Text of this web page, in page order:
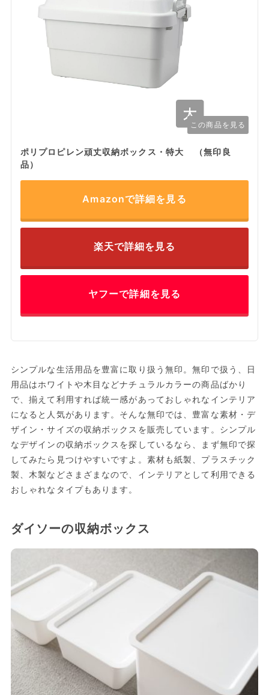
この商品を見る
ポリプロピレン頑丈収納ボックス・特大 （無印良
品）
Amazonで詳細を見る
楽天で詳細を見る
ヤフーで詳細を見る
シンプルな生活用品を豊富に取り扱う無印。無印で扱う、日
用品はホワイトや木目などナチュラルカラーの商品ばかり
で、揃えて利用すれば統一感があっておしゃれなインテリア
になると人気があります。そんな無印では、豊富な素材・デ
ザイン・サイズの収納ボックスを販売しています。シンプル
なデザインの収納ボックスを探しているなら、まず無印で探
してみたら見つけやすいですよ。素材も紙製、プラスチック
製、木製などさまざまなので、インテリアとして利用できる
おしゃれなタイプもあります。
ダイソーの収納ボックス